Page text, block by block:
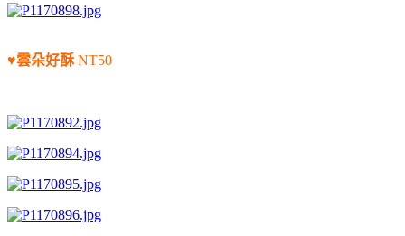
♥雲朵好酥NT50